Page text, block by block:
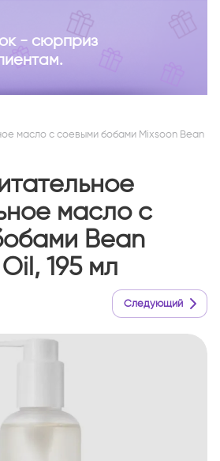
- сюрприз
масло с соевыми бобами Mixsoon Bean
масло с
Bean
195 мл
Следующий